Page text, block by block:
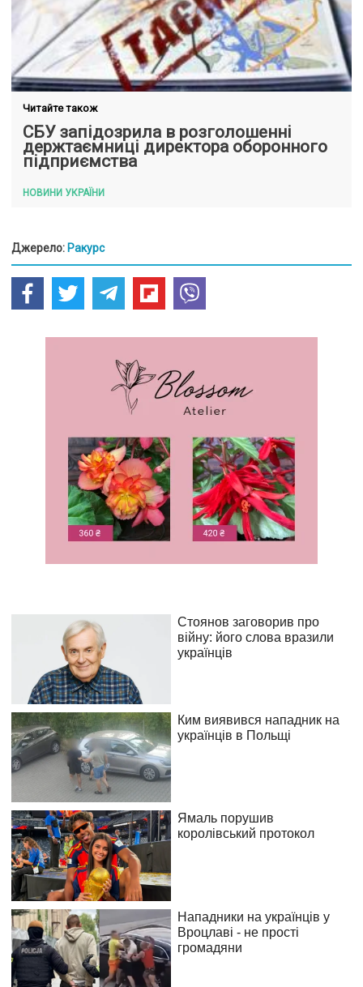
Читайте також
СБУ запідозрила в розголошенні
держтаємниці директора оборонного
підприємства
НОВИНИ УКРАЇНИ
Джерело: Ракурс